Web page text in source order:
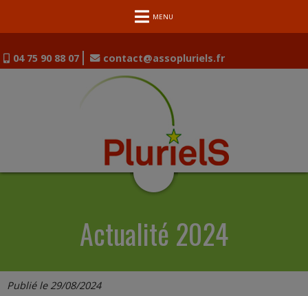
MENU
04 75 90 88 07 contact@assopluriels.fr
Actualité 2024
Publié le 29/08/2024